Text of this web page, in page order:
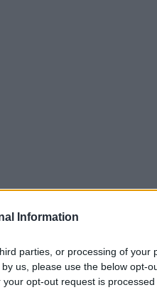
Information
parties, or processing of your
us, please use the below opt-
opt-out request is